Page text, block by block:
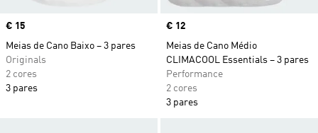
Price
€ 15
Meias de Cano Baixo – 3 pares
Originals
2 cores
3 pares
Price
€ 12
Meias de Cano Médio
CLIMACOOL Essentials – 3 pares
Performance
2 cores
3 pares